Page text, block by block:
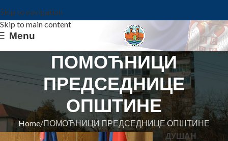
Skip to navigation
Skip to main content
Menu
ПОМОЋНИЦИ
ПРЕДСЕДНИЦЕ
ОПШТИНЕ
Home ПОМОЋНИЦИ ПРЕДСЕДНИЦЕ ОПШТИНЕ
ДУШАН